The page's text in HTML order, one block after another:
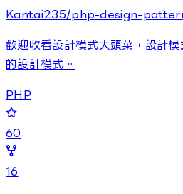
Kantai235/php-design-
歡迎收看設計模式大頭菜，設計
的設計模式。
PHP
60
16